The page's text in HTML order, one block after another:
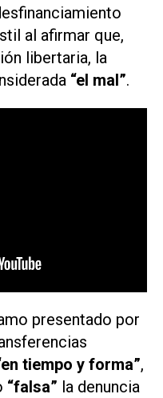
al afirmar que,
libertaria, la
“el mal”.
presentado por
tiempo y forma”,
“falsa” la denuncia